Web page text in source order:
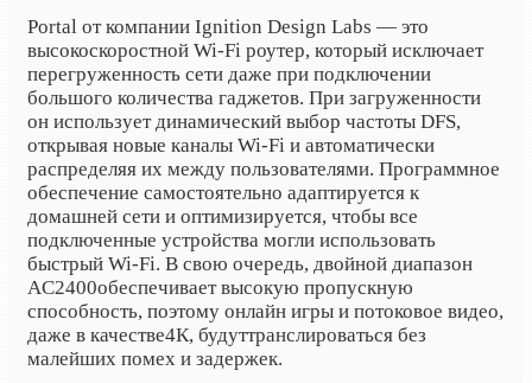
Portal от компании Ignition Design Labs — это
высокоскоростной Wi-Fi роутер, который исключает
перегруженность сети даже при подключении
большого количества гаджетов. При загруженности
он использует динамический выбор частоты DFS,
открывая новые каналы Wi-Fi и автоматически
распределяя их между пользователями. Программное
обеспечение самостоятельно адаптируется к
домашней сети и оптимизируется, чтобы все
подключенные устройства могли использовать
быстрый Wi-Fi. В свою очередь, двойной диапазон
AC2400обеспечивает высокую пропускную
способность, поэтому онлайн игры и потоковое видео,
даже в качестве4К, будуттранслироваться без
малейших помех и задержек.